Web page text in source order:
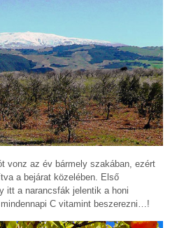
vonz az év bármely szakában, ezért
a bejárat közelében. Első
itt a narancsfák jelentik a honi
C vitamint beszerezni…!